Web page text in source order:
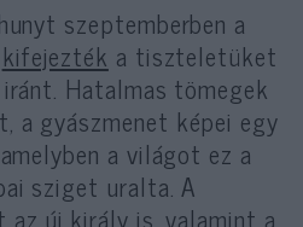
szeptemberben a
kifejezték a tiszteletüket
Hatalmas tömegek
a gyászmenet képei egy
a világot ez a
sziget uralta. A
új király is, valamint a